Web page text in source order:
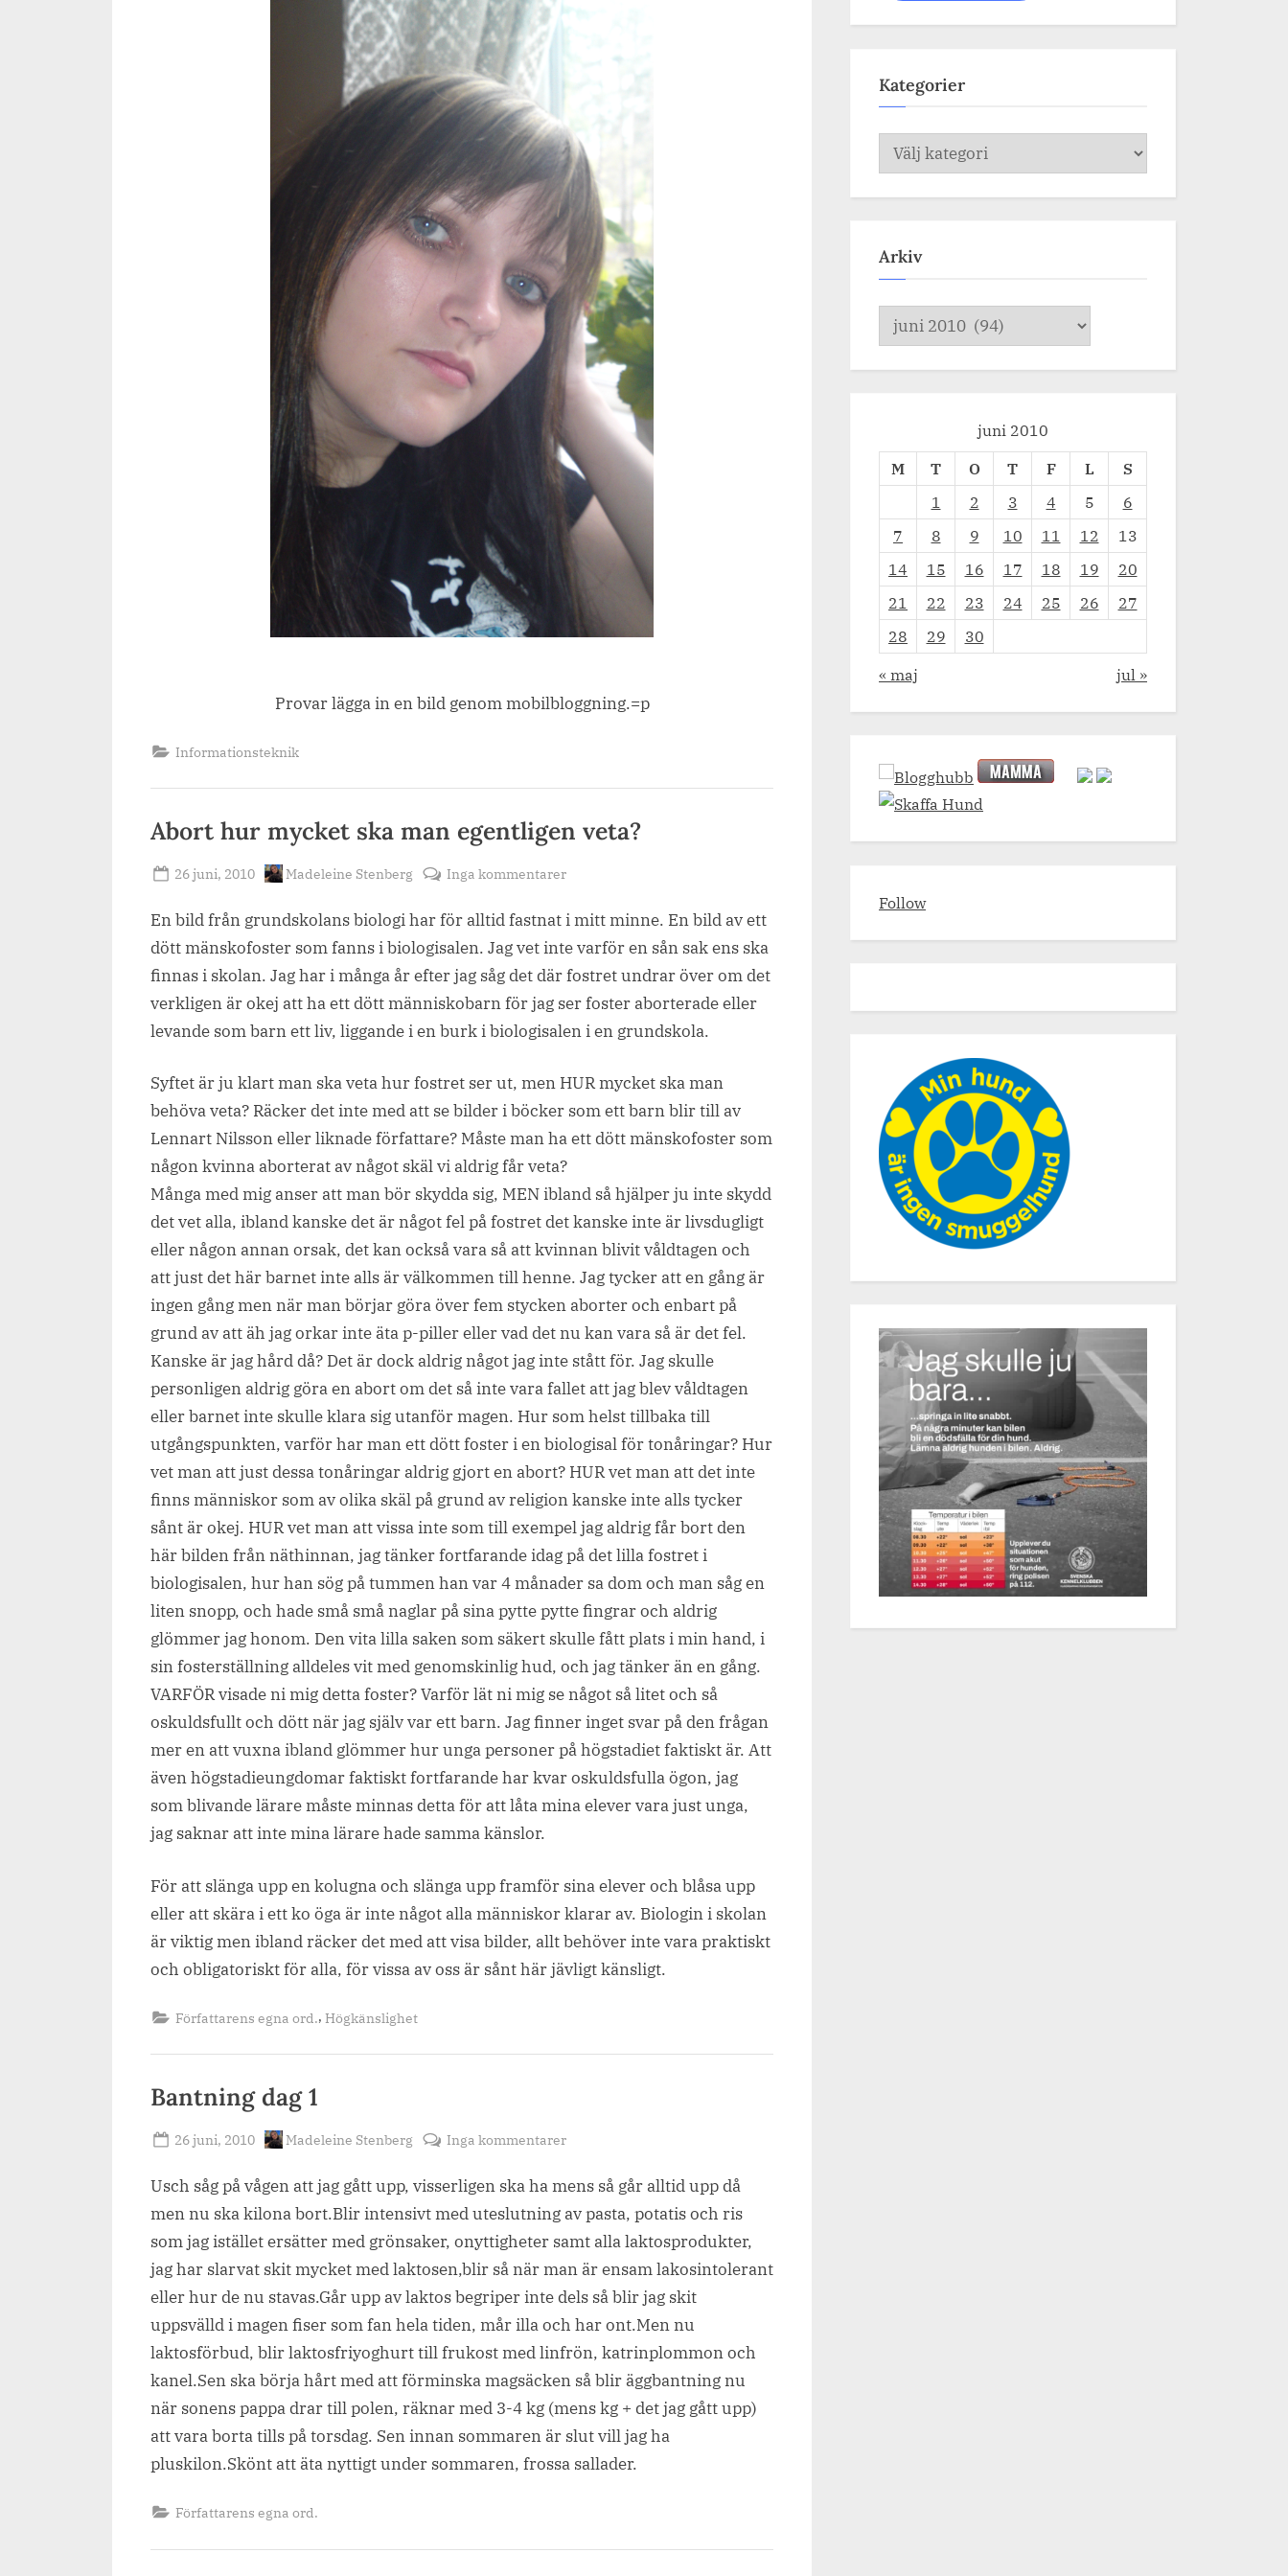
Provar lägga in en bild genom mobilbloggning.=p
Informationsteknik
Abort hur mycket ska man egentligen veta?
Posted
26 juni, 2010 By
Madeleine Stenberg Inga kommentarertill
hur
mycket
ska
man
veta?
En bild från grundskolans biologi har för alltid fastnat i mitt minne. En bild av ett
dött mänskofoster som fanns i biologisalen. Jag vet inte varför en sån sak ens ska
finnas i skolan. Jag har i många år efter jag såg det där fostret undrar över om det
verkligen är okej att ha ett dött människobarn för jag ser foster aborterade eller
levande som barn ett liv, liggande i en burk i biologisalen i en grundskola.
Syftet är ju klart man ska veta hur fostret ser ut, men HUR mycket ska man
behöva veta? Räcker det inte med att se bilder i böcker som ett barn blir till av
Lennart Nilsson eller liknade författare? Måste man ha ett dött mänskofoster som
någon kvinna aborterat av något skäl vi aldrig får veta?
Många med mig anser att man bör skydda sig, MEN ibland så hjälper ju inte skydd
det vet alla, ibland kanske det är något fel på fostret det kanske inte är livsdugligt
eller någon annan orsak, det kan också vara så att kvinnan blivit våldtagen och
att just det här barnet inte alls är välkommen till henne. Jag tycker att en gång är
ingen gång men när man börjar göra över fem stycken aborter och enbart på
grund av att äh jag orkar inte äta p-piller eller vad det nu kan vara så är det fel.
Kanske är jag hård då? Det är dock aldrig något jag inte stått för. Jag skulle
personligen aldrig göra en abort om det så inte vara fallet att jag blev våldtagen
eller barnet inte skulle klara sig utanför magen. Hur som helst tillbaka till
utgångspunkten, varför har man ett dött foster i en biologisal för tonåringar? Hur
vet man att just dessa tonåringar aldrig gjort en abort? HUR vet man att det inte
finns människor som av olika skäl på grund av religion kanske inte alls tycker
sånt är okej. HUR vet man att vissa inte som till exempel jag aldrig får bort den
här bilden från näthinnan, jag tänker fortfarande idag på det lilla fostret i
biologisalen, hur han sög på tummen han var 4 månader sa dom och man såg en
liten snopp, och hade små små naglar på sina pytte pytte fingrar och aldrig
glömmer jag honom. Den vita lilla saken som säkert skulle fått plats i min hand, i
sin fosterställning alldeles vit med genomskinlig hud, och jag tänker än en gång.
VARFÖR visade ni mig detta foster? Varför lät ni mig se något så litet och så
oskuldsfullt och dött när jag själv var ett barn. Jag finner inget svar på den frågan
mer en att vuxna ibland glömmer hur unga personer på högstadiet faktiskt är. Att
även högstadieungdomar faktiskt fortfarande har kvar oskuldsfulla ögon, jag
som blivande lärare måste minnas detta för att låta mina elever vara just unga,
jag saknar att inte mina lärare hade samma känslor.
För att slänga upp en kolugna och slänga upp framför sina elever och blåsa upp
eller att skära i ett ko öga är inte något alla människor klarar av. Biologin i skolan
är viktig men ibland räcker det med att visa bilder, allt behöver inte vara praktiskt
och obligatoriskt för alla, för vissa av oss är sånt här jävligt känsligt.
Författarens egna ord., Högkänslighet
Bantning dag 1
Posted
26 juni, 2010 By
Madeleine Stenberg Inga kommentarertill
dag
1
Usch såg på vågen att jag gått upp, visserligen ska ha mens så går alltid upp då
men nu ska kilona bort.Blir intensivt med uteslutning av pasta, potatis och ris
som jag istället ersätter med grönsaker, onyttigheter samt alla laktosprodukter,
jag har slarvat skit mycket med laktosen,blir så när man är ensam lakosintolerant
eller hur de nu stavas.Går upp av laktos begriper inte dels så blir jag skit
uppsvälld i magen fiser som fan hela tiden, mår illa och har ont.Men nu
laktosförbud, blir laktosfriyoghurt till frukost med linfrön, katrinplommon och
kanel.Sen ska börja hårt med att förminska magsäcken så blir äggbantning nu
när sonens pappa drar till polen, räknar med 3-4 kg (mens kg + det jag gått upp)
att vara borta tills på torsdag. Sen innan sommaren är slut vill jag ha
pluskilon.Skönt att äta nyttigt under sommaren, frossa sallader.
Författarens egna ord.
Kategorier
Kategorier
Arkiv
Arkiv
juni 2010
M
T O T F L
S
1
2 3 4 5
6
7
8 9 10 11 12
13
14
15 16 17 18 19
20
21
22 23 24 25 26
27
28
29
30
« maj
jul »
Follow